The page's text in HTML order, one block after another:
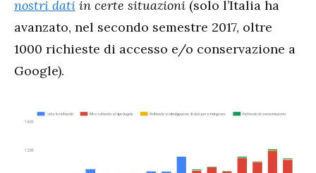
nostri dati in certe situazioni (solo l’Italia ha
avanzato, nel secondo semestre 2017, oltre
1000 richieste di accesso e/o conservazione a
Google).